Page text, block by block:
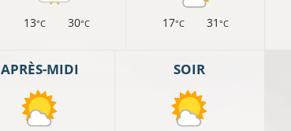
13°C 30°C 17°C 31 °C
APRÈS-MIDI SOIR